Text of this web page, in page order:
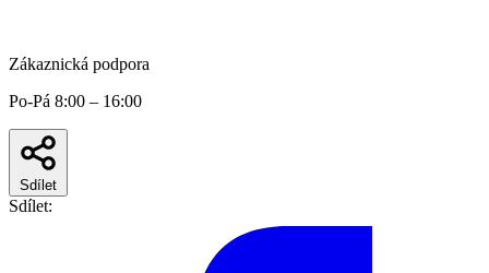
Zákaznická podpora
Po-Pá 8:00 – 16:00
Sdílet
Sdílet: